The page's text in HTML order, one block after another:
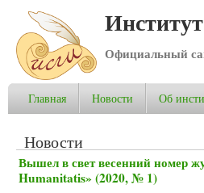
Официальный
Главная Новости Об
Новости
Вышел в свет весенний номер
Humanitatis» (2020, № 1)